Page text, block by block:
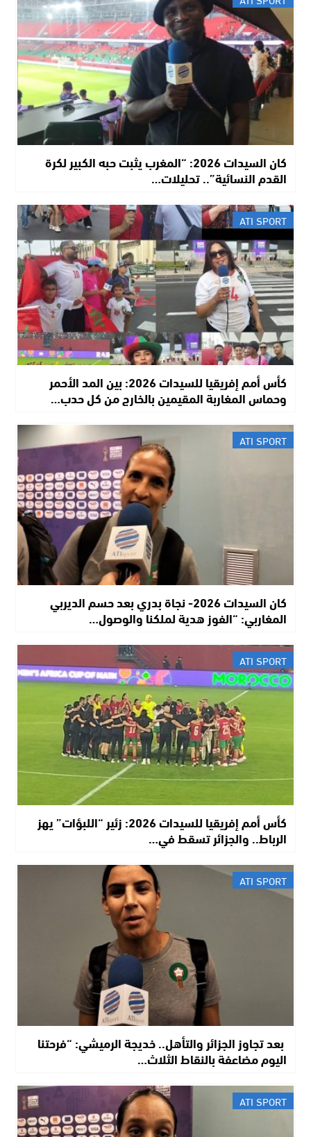
​كان السيدات 2026: “المغرب يثبت حبه الكبير لكرة
القدم النسائية”.. تحليلات…
ATI SPORT
كأس أمم إفريقيا للسيدات 2026: بين المد الأحمر
وحماس المغاربة المقيمين بالخارج من كل حدب…
ATI SPORT
كان السيدات 2026- نجاة بدري بعد حسم الديربي
المغاربي: “الفوز هدية لملكنا والوصول…
ATI SPORT
كأس أمم إفريقيا للسيدات 2026: زئير “اللبؤات” يهز
الرباط.. والجزائر تسقط في…
ATI SPORT
​ بعد تجاوز الجزائر والتأهل.. خديجة الرميشي: “فرحتنا
اليوم مضاعفة بالنقاط الثلاث…
ATI SPORT